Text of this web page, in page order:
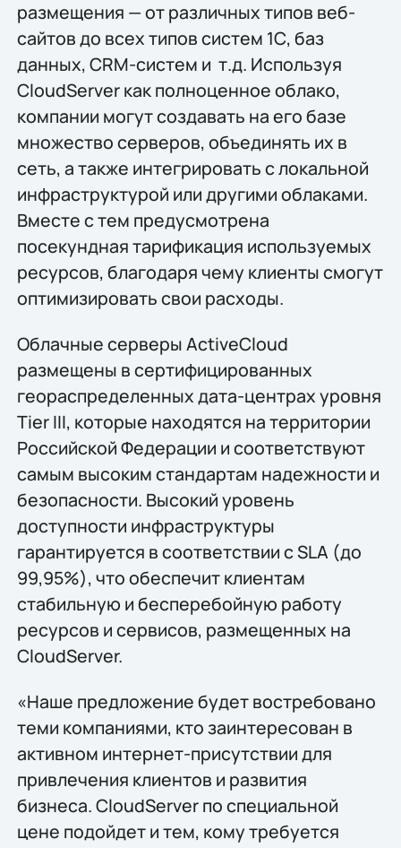
размещения — от различных типов веб-
сайтов до всех типов систем 1С, баз
данных, CRM-систем и т.д. Используя
CloudServer как полноценное облако,
компании могут создавать на его базе
множество серверов, объединять их в
сеть, а также интегрировать с локальной
инфраструктурой или другими облаками.
Вместе с тем предусмотрена
посекундная тарификация используемых
ресурсов, благодаря чему клиенты смогут
оптимизировать свои расходы.
Облачные серверы ActiveCloud
размещены в сертифицированных
геораспределенных дата-центрах уровня
Tier III, которые находятся на территории
Российской Федерации и соответствуют
самым высоким стандартам надежности и
безопасности. Высокий уровень
доступности инфраструктуры
гарантируется в соответствии с SLA (до
99,95%), что обеспечит клиентам
стабильную и бесперебойную работу
ресурсов и сервисов, размещенных на
CloudServer.
«Наше предложение будет востребовано
теми компаниями, кто заинтересован в
активном интернет-присутствии для
привлечения клиентов и развития
бизнеса. CloudServer по специальной
цене подойдет и тем, кому требуется